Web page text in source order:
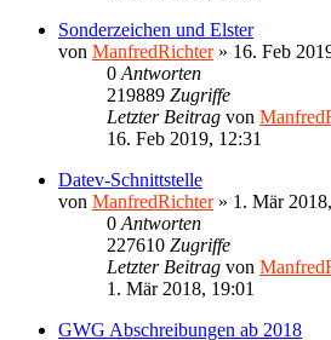
Sonderzeichen und Elster
von ManfredRichter» 16. Feb
0 Antworten
219889 Zugriffe
Letzter Beitrag von
16. Feb 2019, 12:31
Datev-Schnittstelle
von ManfredRichter» 1. Mär
0 Antworten
227610 Zugriffe
Letzter Beitrag von
1. Mär 2018, 19:01
GWG Abschreibungen ab 2018